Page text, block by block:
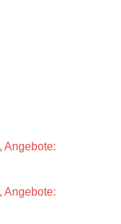
Angebote:
Angebote: